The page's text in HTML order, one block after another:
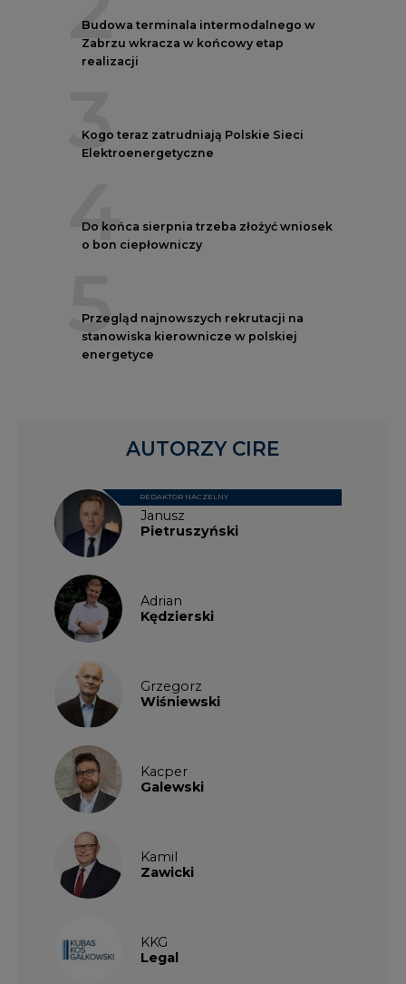
Budowa terminala intermodalnego w
Zabrzu wkracza w końcowy etap
realizacji
3
Kogo teraz zatrudniają Polskie Sieci
Elektroenergetyczne
4
Do końca sierpnia trzeba złożyć wniosek
o bon ciepłowniczy
5
Przegląd najnowszych rekrutacji na
stanowiska kierownicze w polskiej
energetyce
Janusz
Pietruszyński
REDAKTOR NACZELNY
Adrian
Kędzierski
Grzegorz
Wiśniewski
Kacper
Galewski
Kamil
Zawicki
KKG
Legal
AUTORZY CIRE